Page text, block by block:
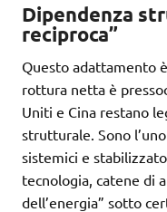
Dipendenza
reciproca”
Questo adattamento
rottura netta è
Uniti e Cina restano
strutturale. Sono
sistemici e
tecnologia, catene di
dell’energia” sotto